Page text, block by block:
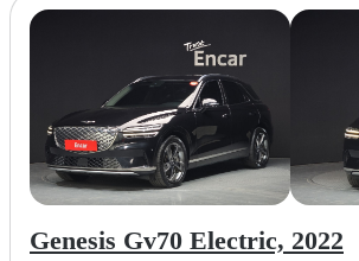
Genesis Gv70 Electric, 2022